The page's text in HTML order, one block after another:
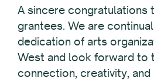
A sincere congratulations
grantees. We are
dedication of arts
West and look forward to
connection, creativity,